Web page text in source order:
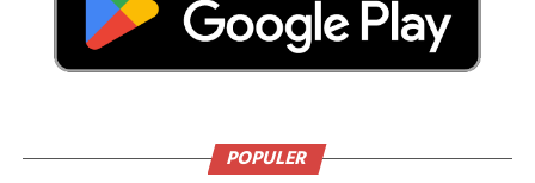
POPULER